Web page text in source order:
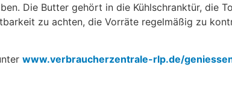
Die Butter gehört in die Kühlschranktür, die
zu achten, die Vorräte regelmäßig zu
www.verbraucherzentrale-rlp.de/